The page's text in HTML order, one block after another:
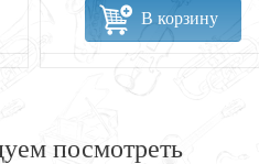
В корзину
посмотреть